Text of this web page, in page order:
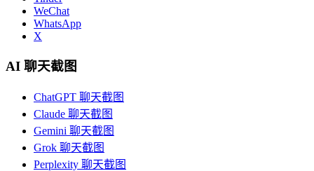
WeChat
WhatsApp
X
AI 聊天截图
ChatGPT 聊天截图
Claude 聊天截图
Gemini 聊天截图
Grok 聊天截图
Perplexity 聊天截图